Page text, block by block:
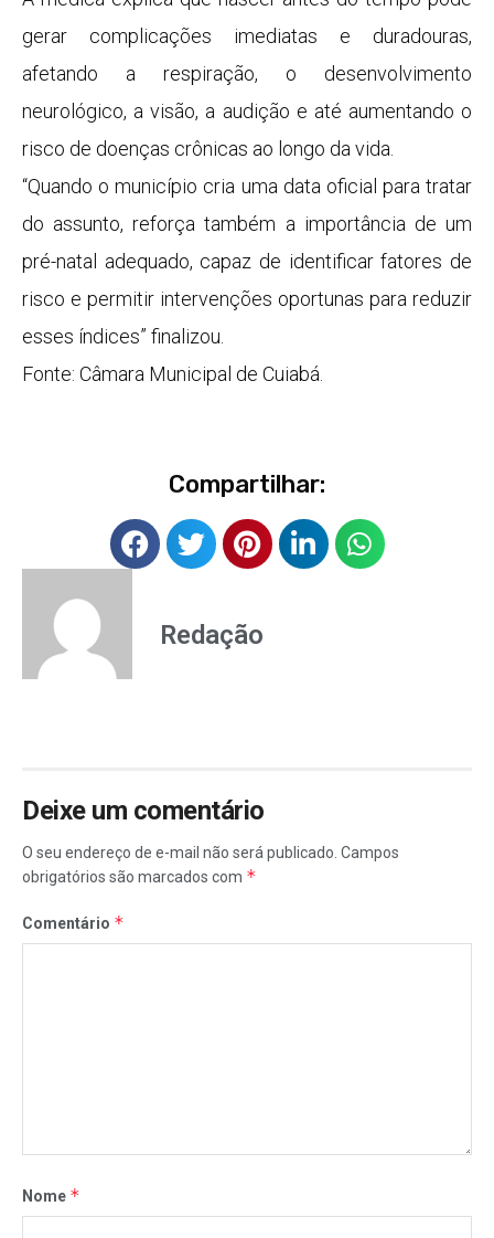
gerar complicações imediatas e duradouras,
afetando a respiração, o desenvolvimento
neurológico, a visão, a audição e até aumentando o
risco de doenças crônicas ao longo da vida.
“Quando o município cria uma data oficial para tratar
do assunto, reforça também a importância de um
pré-natal adequado, capaz de identificar fatores de
risco e permitir intervenções oportunas para reduzir
esses índices” finalizou.
Fonte: Câmara Municipal de Cuiabá.
Compartilhar:
Redação
Deixe um comentário
O seu endereço de e-mail não será publicado. Campos
obrigatórios são marcados com *
Comentário *
Nome *